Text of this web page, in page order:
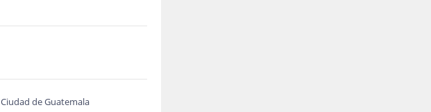
Ciudad de Guatemala